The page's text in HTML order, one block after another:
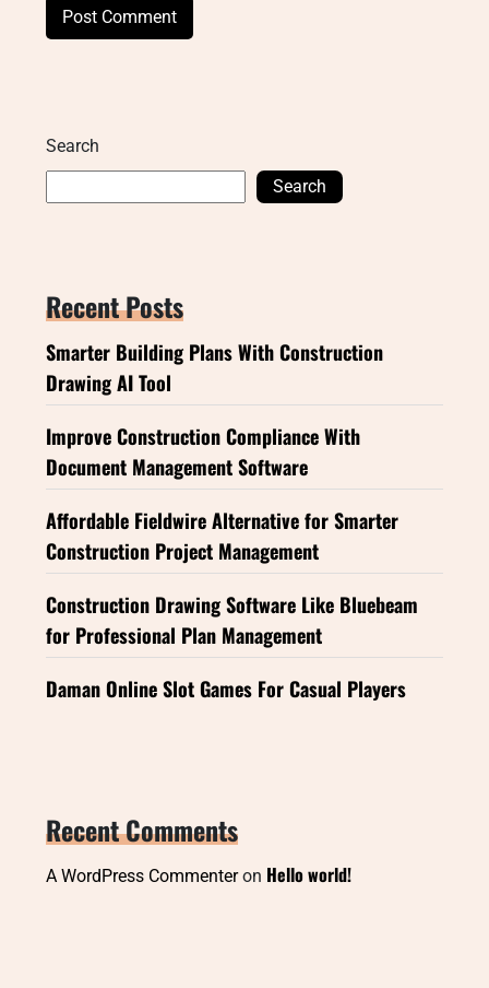
Search
Search
Recent Posts
Smarter Building Plans With Construction
Drawing AI Tool
Improve Construction Compliance With
Document Management Software
Affordable Fieldwire Alternative for Smarter
Construction Project Management
Construction Drawing Software Like Bluebeam
for Professional Plan Management
Daman Online Slot Games For Casual Players
Recent Comments
A WordPress Commenteron Hello world!